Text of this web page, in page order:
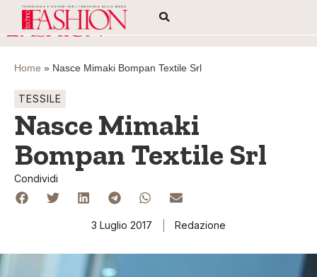
Home » Nasce Mimaki Bompan Textile Srl
TESSILE
Nasce Mimaki
Bompan Textile Srl
Condividi
3 Luglio 2017 Redazione